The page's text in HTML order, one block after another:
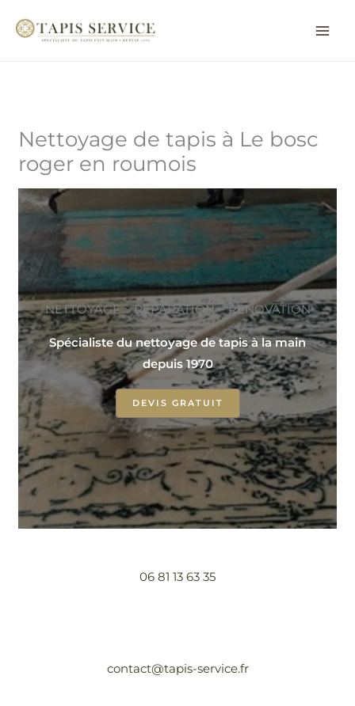
Nettoyage de tapis à Le bosc
roger en roumois
NETTOYAGE ~ RÉPARATION ~ RÉNOVATION
Spécialiste du nettoyage de tapis à la main
depuis 1970
DEVIS GRATUIT
06 81 13 63 35
contact@tapis-service.fr